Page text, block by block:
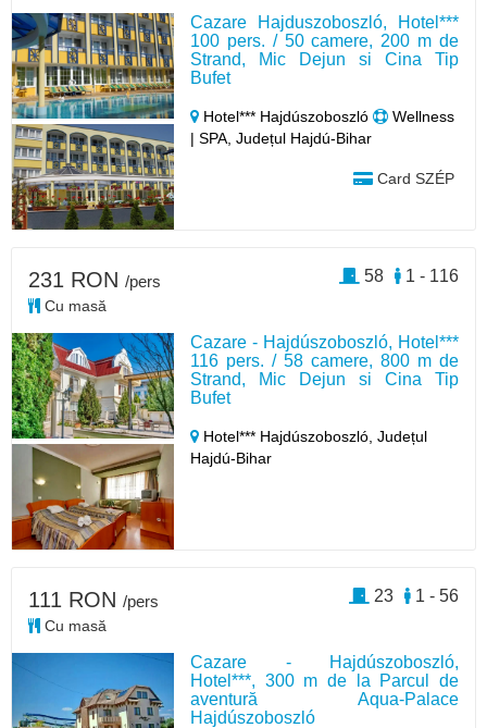
Cazare Hajduszoboszló, Hotel***
100 pers. / 50 camere, 200 m de
Strand, Mic Dejun si Cina Tip
Bufet
Hotel*** Hajdúszoboszló
Wellness
| SPA, Județul Hajdú-Bihar
Card SZÉP
Cazare - Hajdúszoboszló, Hotel***
116 pers. / 58 camere, 800 m de
Strand, Mic Dejun si Cina Tip
Bufet
Hotel*** Hajdúszoboszló,Județul
Hajdú-Bihar
231 RON /pers
Cu masă
1 - 116
58
Cazare - Hajdúszoboszló,
Hotel***, 300 m de la Parcul de
aventură Aqua-Palace
Hajdúszoboszló
111 RON /pers
Cu masă
1 - 56
23